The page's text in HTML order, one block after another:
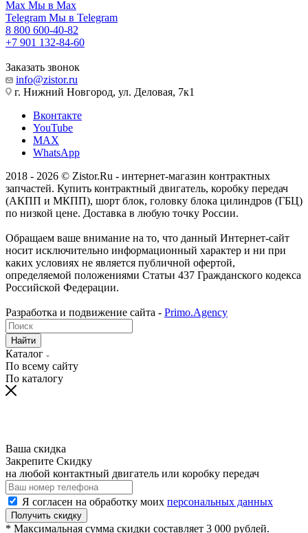
Max Мы в Max
Telegram Мы в Telegram
8 800 600-40-82
+7 901 132-84-60
Заказать звонок
info@zistor.ru
г. Нижний Новгород, ул. Деловая, 7к1
Вконтакте
YouTube
MAX
WhatsApp
2018 - 2026 © Zistor.Ru - интернет-магазин контрактных
запчастей. Купить контрактный двигатель, коробку передач
(АКПП и МКПП), шорт блок, головку блока цилиндров (ГБЦ)
по низкой цене. Доставка в любую точку России.
Обращаем ваше внимание на то, что данный Интернет-сайт
носит исключительно информационный характер и ни при
каких условиях не является публичной офертой,
определяемой положениями Статьи 437 Гражданского кодекса
Российской Федерации.
Разработка и подвижение сайта - Primo.Agency
Найти
Каталог
По всему сайту
По каталогу
Ваша скидка
Закрепите Скидку
на любой контактный двигатель или коробку передач
Я согласен на обработку моих персональных данных
Получить скидку
* Максимальная сумма скидки составляет 3 000 рублей.